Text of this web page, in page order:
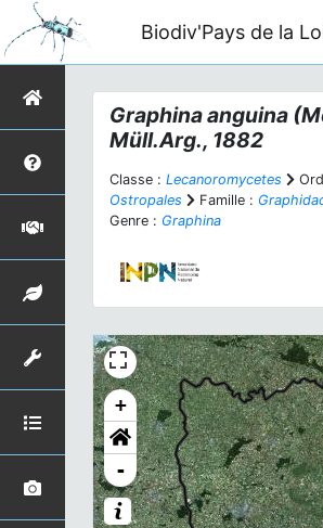
Biodiv'Pays de la
Graphina anguina
Müll.Arg., 1882
Classe : Lecanoromycetes
Ostropales
Famille :
Genre : Graphina
+
-